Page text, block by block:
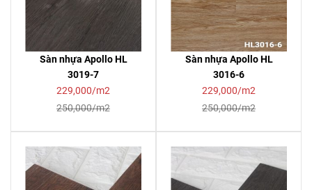
Sàn nhựa Apollo HL
3019-7
229,000/m2
250,000/m2
Sàn nhựa Apollo HL
3016-6
229,000/m2
250,000/m2